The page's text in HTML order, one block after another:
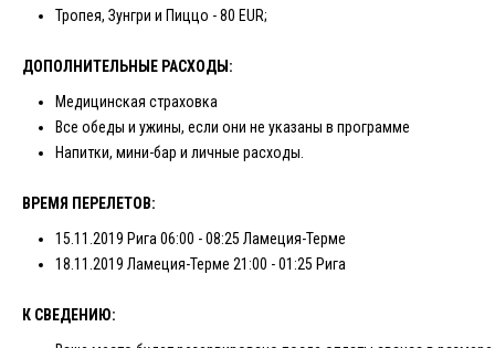
Тропея, Зунгри и Пиццо - 80 EUR;
ДОПОЛНИТЕЛЬНЫЕ РАСХОДЫ:
Медицинская страховка
Все обеды и ужины, если они не указаны в программе
Напитки, мини-бар и личные расходы.
ВРЕМЯ ПЕРЕЛЕТОВ:
15.11.2019 Рига 06:00 - 08:25 Ламеция-Терме
18.11.2019 Ламеция-Терме 21:00 - 01:25 Рига
К СВЕДЕНИЮ:​